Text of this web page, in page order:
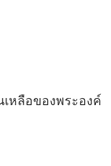
หลือของพระองค์